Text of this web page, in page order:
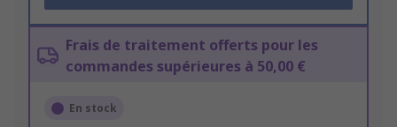
Frais de traitement offerts pour les
commandes supérieures à 50,00 €
En stock